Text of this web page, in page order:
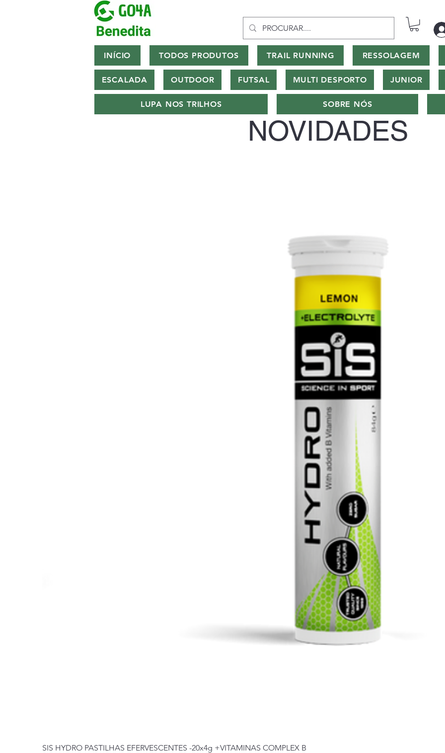
INÍCIO TODOS PRODUTOS TRAIL RUNNING RESSOLAGEM
ESCALADA OUTDOOR FUTSAL MULTI DESPORTO JUNIOR
LUPA NOS TRILHOS SOBRE NÓS
Visualização rápida
SIS HYDRO PASTILHAS EFERVESCENTES -20x4g +VITAMINAS COMPLEX B
NOVIDADES